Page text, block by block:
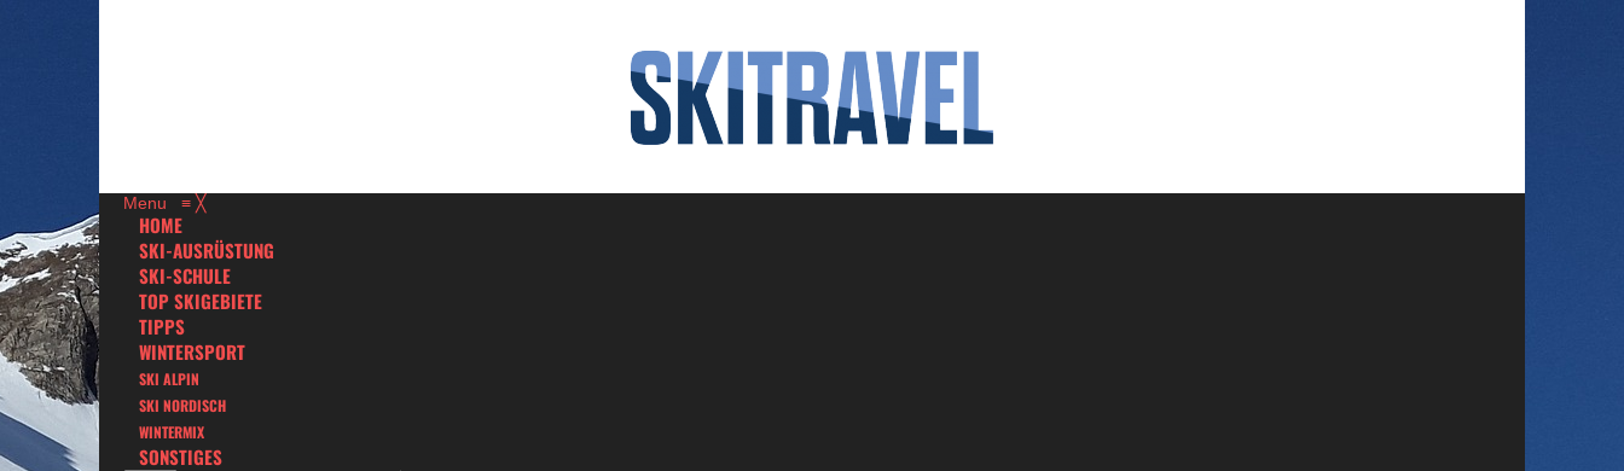
Menu ≡ ╳
HOME
SKI-AUSRÜSTUNG
SKI-SCHULE
TOP SKIGEBIETE
TIPPS
WINTERSPORT
SKI ALPIN
SKI NORDISCH
WINTERMIX
SONSTIGES